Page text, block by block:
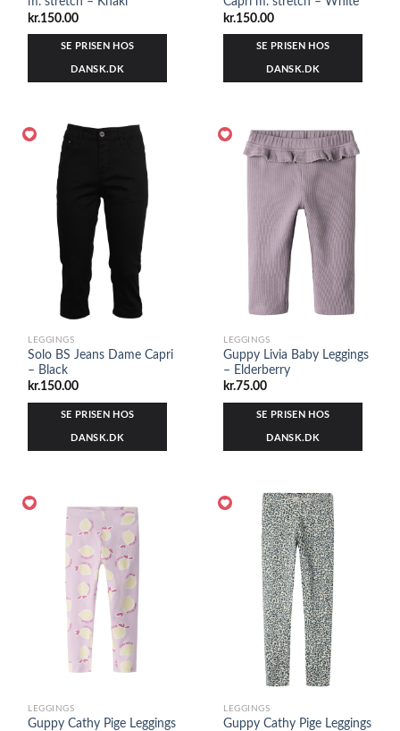
kr.150.00
SE PRISEN HOS
DANSK.DK
kr.150.00
SE PRISEN HOS
DANSK.DK
LEGGINGS
Solo BS Jeans Dame Capri
– Black
kr.150.00
SE PRISEN HOS
DANSK.DK
LEGGINGS
Guppy Livia Baby Leggings
– Elderberry
kr.75.00
SE PRISEN HOS
DANSK.DK
LEGGINGS
Guppy Cathy Pige Leggings
LEGGINGS
Guppy Cathy Pige Leggings